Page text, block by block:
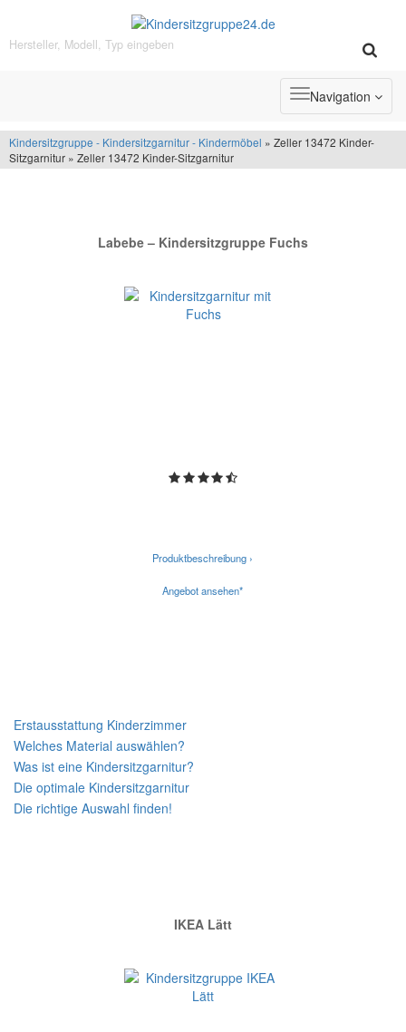
Toggle
navigation
Navigation
Kindersitzgruppe - Kindersitzgarnitur - Kindermöbel » Zeller 13472 Kinder-
Sitzgarnitur » Zeller 13472 Kinder-Sitzgarnitur
Labebe – Kindersitzgruppe Fuchs
Produktbeschreibung ›
Angebot ansehen*
Erstausstattung Kinderzimmer
Welches Material auswählen?
Was ist eine Kindersitzgarnitur?
Die optimale Kindersitzgarnitur
Die richtige Auswahl finden!
IKEA Lätt